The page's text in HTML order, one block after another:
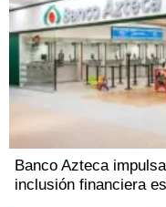
Banco Azteca
inclusión financiera